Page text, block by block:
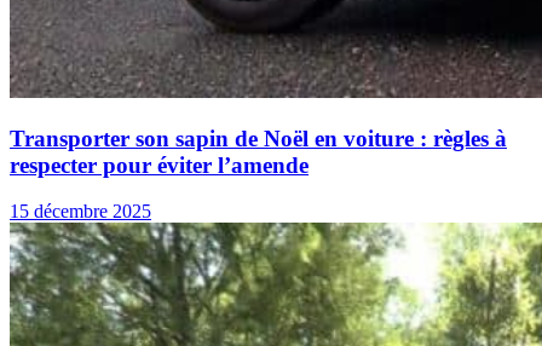
Transporter son sapin de Noël en voiture : règles à
respecter pour éviter l’amende
15 décembre 2025